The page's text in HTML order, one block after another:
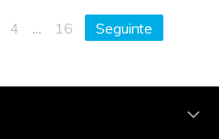
4 ... 16 Seguinte